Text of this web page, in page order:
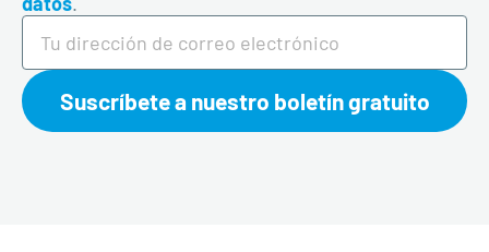
Suscríbete a nuestro boletín gratuito